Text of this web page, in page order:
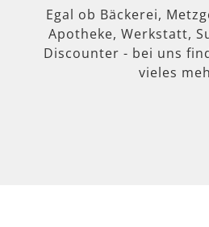
Egal ob Bäckerei,
Apotheke, Werkstatt,
Discounter - bei uns
vieles